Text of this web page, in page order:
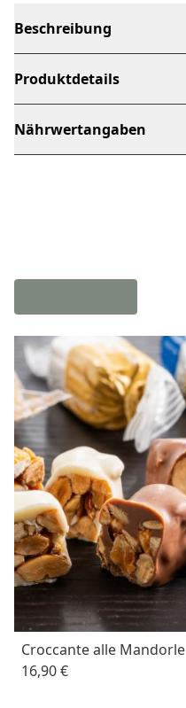
Beschreibung
Produktdetails
Nährwertangaben
Croccante alle Mandorle
16,90 €